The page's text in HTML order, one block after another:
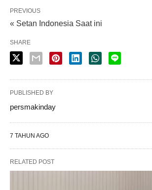
PREVIOUS
« Setan Indonesia Saat ini
SHARE
PUBLISHED BY
persmakinday
7 TAHUN AGO
RELATED POST